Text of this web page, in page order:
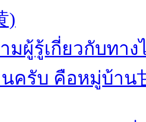
)
มผู้รู้เกี่ยวกับทาง
ครับ คือหมู่บ้าน